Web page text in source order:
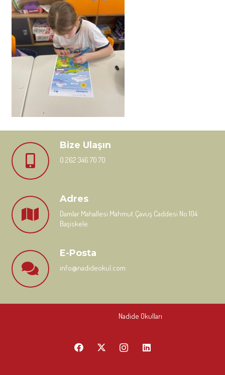
Bize Ulaşın
0 262 346 70 70
Adres
Damlar Mahallesi Mahmut Çavuş Caddesi No 104
Başiskele
E-Posta
info@nadideokul.com
Nadide Okulları